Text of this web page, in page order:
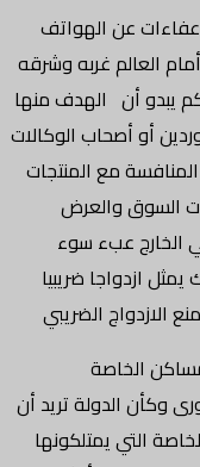
عن الهواتف
العالم غربه وشرقه
يبدو أن الهدف منها
أو أصحاب الوكالات
مع المنتجات
السوق والعرض
الخارج عبء سوء
ازدواجا ضريبيا
الازدواج الضريبي
الخاصة
وكأن الدولة تريد أن
التي يمتلكونها